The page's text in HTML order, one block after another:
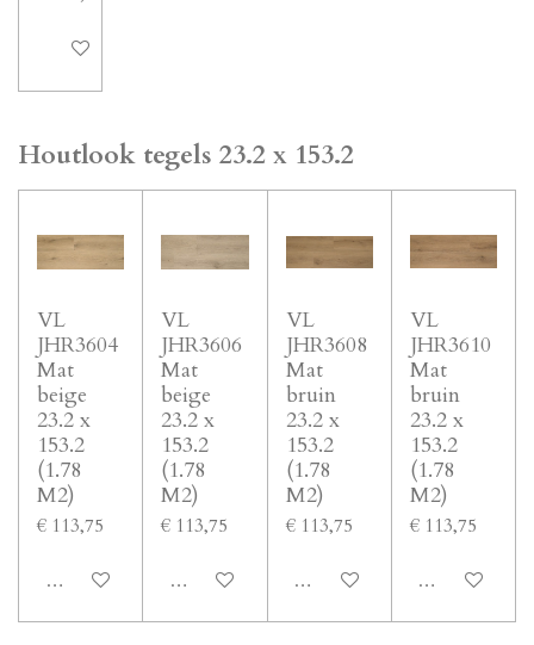
In winkelwagen
Houtlook tegels 23.2 x 153.2
VL
JHR3604
Mat
beige
23.2 x
153.2
(1.78
M2)
€ 113,75
In winkelwagen
VL
JHR3606
Mat
beige
23.2 x
153.2
(1.78
M2)
€ 113,75
In winkelwagen
VL
JHR3608
Mat
bruin
23.2 x
153.2
(1.78
M2)
€ 113,75
In winkelwagen
VL
JHR3610
Mat
bruin
23.2 x
153.2
(1.78
M2)
€ 113,75
In